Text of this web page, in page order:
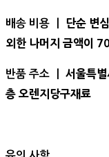
배송 비용 ㅣ
단순 변
외한 나머지 금액이
반품 주소 ㅣ 서울특
층 오렌지당구재료